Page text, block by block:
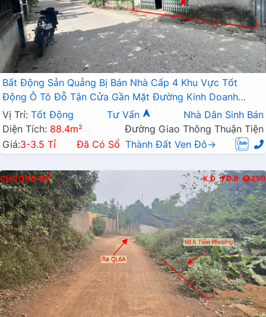
Bất Động Sản Quảng Bị Bán Nhà Cấp 4 Khu Vực Tốt
Động Ô Tô Đỗ Tận Cửa Gần Mặt Đường Kinh Doanh
Nguyễn Văn Trỗi
Vị Trí: Tốt Động Tư Vấn
Nhà Dân Sinh Bán
Diện Tích: 88.4m²
Đường Giao Thông Thuận Tiện
Giá:3-3.5 Tỉ Đã Có Sổ Thành Đất Ven Đô→
CHƯƠNG MỸ K.D Đ.B 250